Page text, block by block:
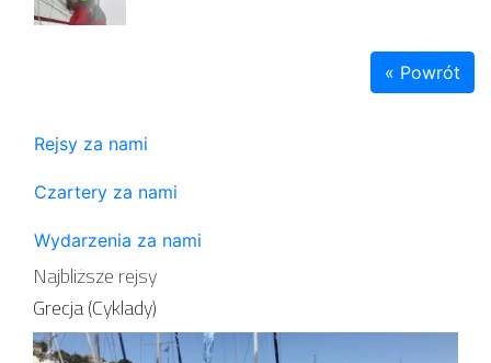
« Powrót
Rejsy za nami
Czartery za nami
Wydarzenia za nami
Najbliższe rejsy
Grecja (Cyklady)